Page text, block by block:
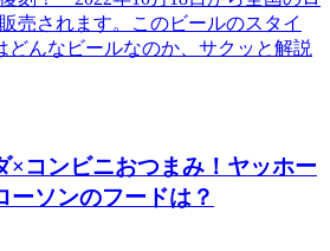
売されます。このビールのスタイ
どんなビールなのか、サクッと解説
×コンビニおつまみ！ヤッホー
ーソンのフードは？